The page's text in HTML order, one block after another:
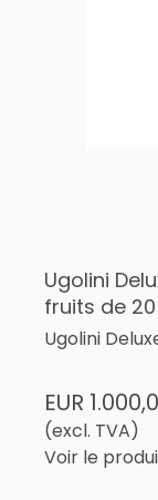
Ugolini
fruits de
Ugolini
EUR
(excl. TVA)
Voir le